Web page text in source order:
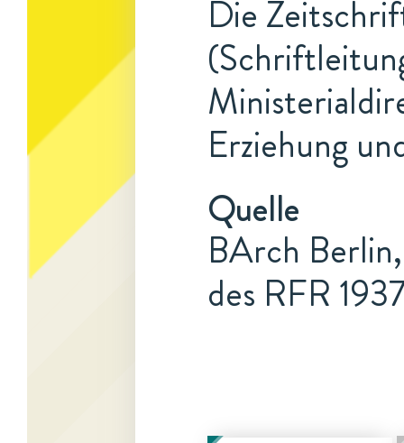
Die
Erziehung
Quelle
BArch
des RFR